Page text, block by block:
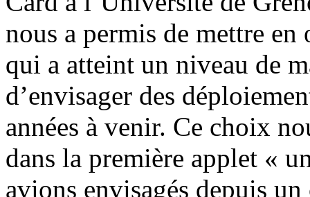
nous a permis de mettre
qui a atteint un niveau de
d’envisager des
années à venir. Ce choix
dans la première applet «
avions envisagés depuis